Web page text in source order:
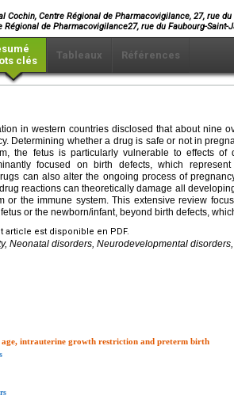
Cochin, Centre Régional de Pharmacovigilance, 27, rue
Régional de Pharmacovigilance27, rue du Faubourg-
clés
Tableaux Références
in western countries disclosed that about nine
Determining whether a drug is safe or not in
the fetus is particularly vulnerable to effects of
focused on birth defects, which
can also alter the ongoing process of
reactions can theoretically damage all
or the immune system. This extensive review
or the newborn/infant, beyond birth defects,
article est disponible en PDF.
Neonatal disorders, Neurodevelopmental
intrauterine growth restriction and preterm birth